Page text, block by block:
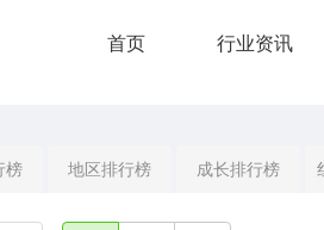
首页 行业资讯
榜 地区排行榜 成长排行榜